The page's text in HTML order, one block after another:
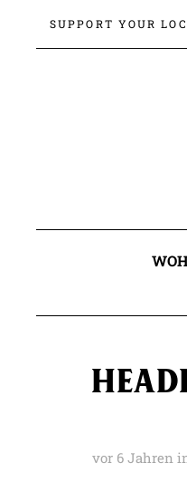
SUPPORT YOUR
vor 6 Jahren